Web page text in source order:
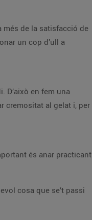
més de la satisfacció de
un cop d’ull a
D’això en fem una
cremositat al gelat i, per
és anar practicant
cosa que se’t passi